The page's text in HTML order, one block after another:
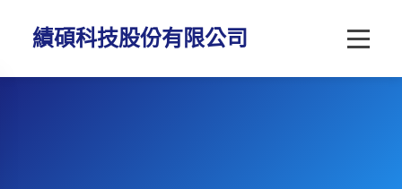
績碩科技股份有限公司